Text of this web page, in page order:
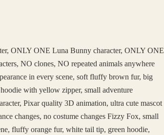
ONLY ONE Luna Bunny character, ONLY ONE
NO clones, NO repeated animals anywhere
in every scene, soft fluffy brown fur, big
with yellow zipper, small adventure
Pixar quality 3D animation, ultra cute mascot
changes, no costume changes Fizzy Fox, small
fluffy orange fur, white tail tip, green hoodie,